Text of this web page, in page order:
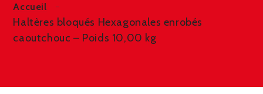
Accueil
Haltères bloqués Hexagonales enrobés
caoutchouc – Poids 10,00 kg